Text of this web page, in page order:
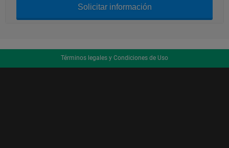
Solicitar información
Términos legales y Condiciones de Uso